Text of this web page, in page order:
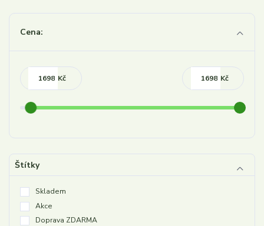
Cena:
Kč Kč
Štítky
Skladem
Akce
Doprava ZDARMA